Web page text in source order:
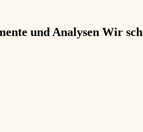
und Analysen Wir